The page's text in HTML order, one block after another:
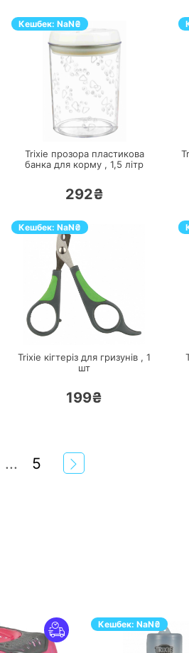
Кешбек: NaN₴
ПЕРЕЙТИ
Trixie прозора пластикова
банка для корму , 1,5 літр
292₴
Кешбек: NaN₴
ПЕРЕЙТИ
Trixie кігтеріз для гризунів , 1
шт
199₴
... 5
Кешбек: NaN₴